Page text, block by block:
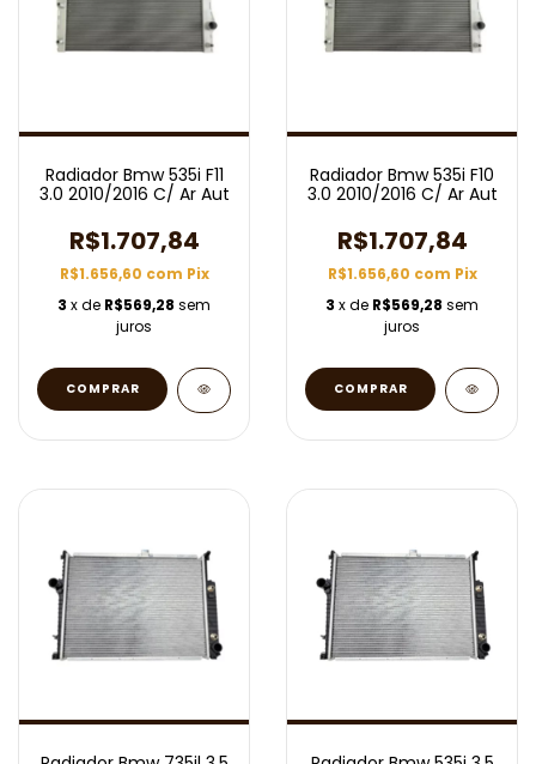
Radiador Bmw 535i F11
3.0 2010/2016 C/ Ar Aut
R$1.707,84
R$1.656,60 com Pix
3 x de R$569,28 sem
juros
Radiador Bmw 535i F10
3.0 2010/2016 C/ Ar Aut
R$1.707,84
R$1.656,60 com Pix
3 x de R$569,28 sem
juros